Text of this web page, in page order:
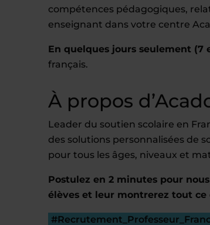
compétences pédagogiques,
enseignant dans votre centre
En quelques jours seulement (7
français.
À propos
Leader du soutien scolaire en
des solutions personnalisées de
pour tous les âges, niveaux et
Postulez en 2 minutes pour
élèves et leur montrerez tout ce